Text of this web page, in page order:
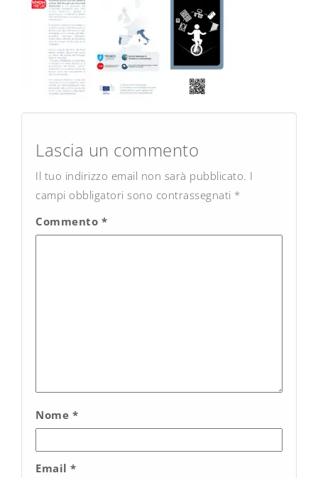
navigation
Lascia un commento
Il tuo indirizzo email non sarà pubblicato. I
campi obbligatori sono contrassegnati *
Commento *
Nome *
Email *